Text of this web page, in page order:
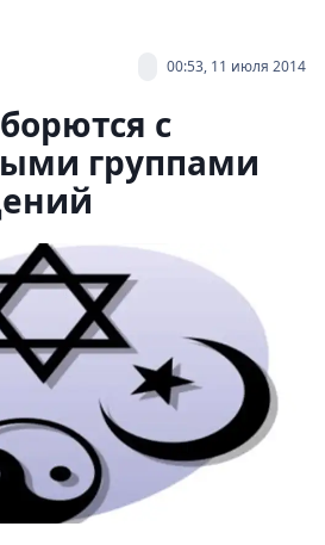
00:53, 11 июля 2014
с
группами